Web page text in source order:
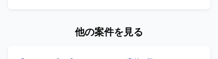
の技術力を大きく高めていただけます。 【開発環境】
コード生成、レビュー効率化にも取り組んでいただきま
他の案件を見る